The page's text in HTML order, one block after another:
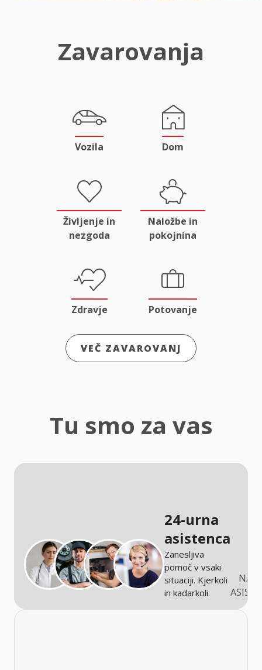
Zavarovanja
Vozila Dom
Življenje in
nezgoda
Naložbe in
pokojnina
Zdravje Potovanje
VEČ ZAVAROVANJ
Tu smo za vas
24-urna
asistenca
Zanesljiva
pomoč v vsaki
situaciji. Kjerkoli
in kadarkoli.